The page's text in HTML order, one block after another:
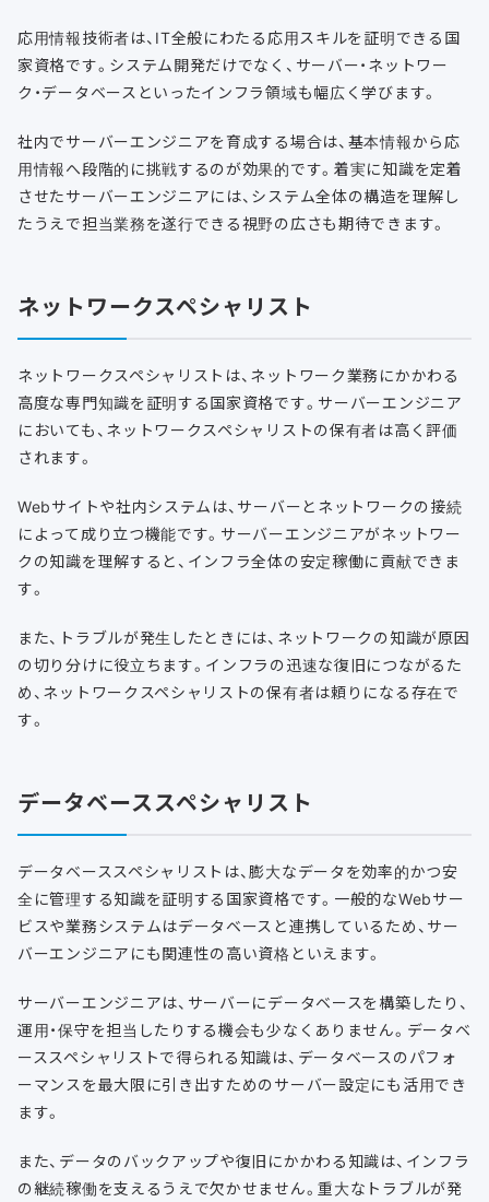
応用情報技術者は、IT全般にわたる応用スキルを証明できる国
家資格です。システム開発だけでなく、サーバー・ネットワー
ク・データベースといったインフラ領域も幅広く学びます。
社内でサーバーエンジニアを育成する場合は、基本情報から応
用情報へ段階的に挑戦するのが効果的です。着実に知識を定着
させたサーバーエンジニアには、システム全体の構造を理解し
たうえで担当業務を遂行できる視野の広さも期待できます。
ネットワークスペシャリスト
ネットワークスペシャリストは、ネットワーク業務にかかわる
高度な専門知識を証明する国家資格です。サーバーエンジニア
においても、ネットワークスペシャリストの保有者は高く評価
されます。
Webサイトや社内システムは、サーバーとネットワークの接続
によって成り立つ機能です。サーバーエンジニアがネットワー
クの知識を理解すると、インフラ全体の安定稼働に貢献できま
す。
また、トラブルが発生したときには、ネットワークの知識が原因
の切り分けに役立ちます。インフラの迅速な復旧につながるた
め、ネットワークスペシャリストの保有者は頼りになる存在で
す。
データベーススペシャリスト
データベーススペシャリストは、膨大なデータを効率的かつ安
全に管理する知識を証明する国家資格です。一般的なWebサー
ビスや業務システムはデータベースと連携しているため、サー
バーエンジニアにも関連性の高い資格といえます。
サーバーエンジニアは、サーバーにデータベースを構築したり、
運用・保守を担当したりする機会も少なくありません。データベ
ーススペシャリストで得られる知識は、データベースのパフォ
ーマンスを最大限に引き出すためのサーバー設定にも活用でき
ます。
また、データのバックアップや復旧にかかわる知識は、インフラ
の継続稼働を支えるうえで欠かせません。重大なトラブルが発